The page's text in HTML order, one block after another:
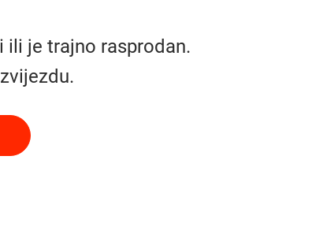
ili je trajno rasprodan.